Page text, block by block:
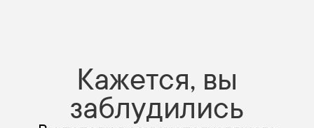
Кажется, вы
заблудились